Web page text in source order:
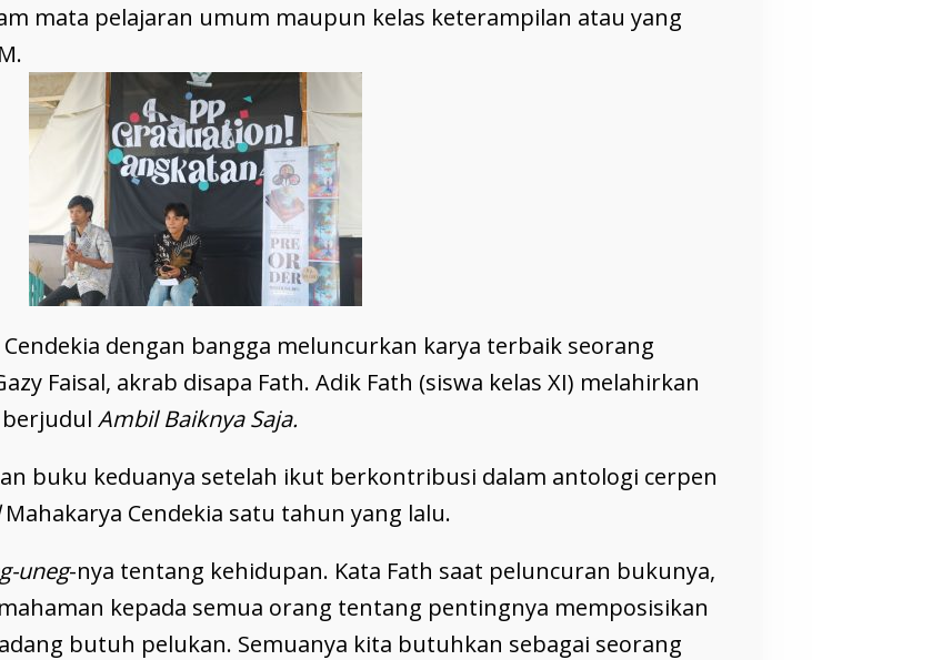
mata pelajaran umum maupun kelas keterampilan atau yang
Cendekia dengan bangga meluncurkan karya terbaik seorang
Faisal, akrab disapa Fath. Adik Fath (siswa kelas XI) melahirkan
berjudulAmbil Baiknya Saja.
buku keduanya setelah ikut berkontribusi dalam antologi cerpen
Mahakarya Cendekia satu tahun yang lalu.
uneg-nya tentang kehidupan. Kata Fath saat peluncuran bukunya,
kepada semua orang tentang pentingnya memposisikan
butuh pelukan. Semuanya kita butuhkan sebagai seorang